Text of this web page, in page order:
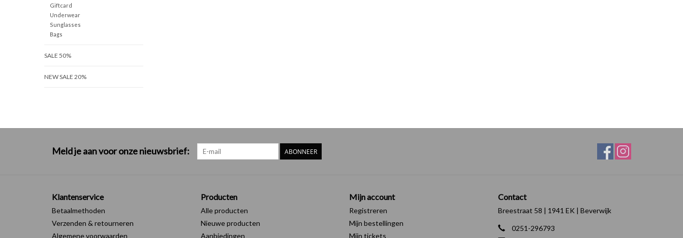
Giftcard
Underwear
Sunglasses
Bags
SALE 50%
NEW SALE 20%
Meld je aan voor onze nieuwsbrief: ABONNEER
Klantenservice
Betaalmethoden
Verzenden & retourneren
Algemene voorwaarden
Producten
Alle producten
Nieuwe producten
Aanbiedingen
Mijn account
Registreren
Mijn bestellingen
Mijn tickets
Contact
Breestraat 58 | 1941 EK | Beverwijk
0251-296793